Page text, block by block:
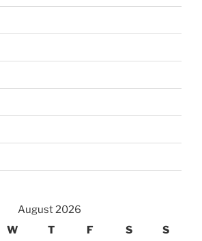
August 2026
W T F S S